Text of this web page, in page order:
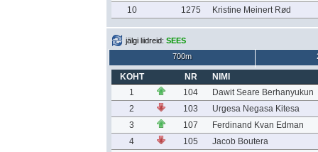
10
1275 Kristine Meinert Rød
jälgi liidreid: SEES
700m
KOHT NR
NIMI
1
104
Dawit Seare Berhanyukun
2
103
Urgesa Negasa Kitesa
3
107
Ferdinand Kvan Edman
4
105
Jacob Boutera